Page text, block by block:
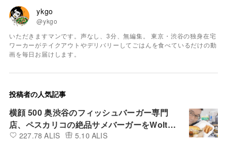
ykgo
@ykgo
いただきますマンです。声なし、3分、無編集。 東京・渋谷の独身在宅
ワーカーがテイクアウトやデリバリーしてごはんを食べているだけの動
画を毎日お届けします。
投稿者の人気記事
横顔 500 奥渋谷のフィッシュバーガー専門
店、ペスカリコの絶品サメバーガーをWoltで
デリバリーして食べてみた
227.78 ALIS 5.10 ALIS